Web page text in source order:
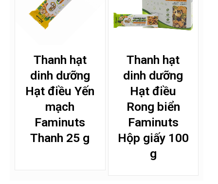
Thanh hạt
dinh dưỡng
Hạt điều Yến
mạch
Faminuts
Thanh 25 g
Thanh hạt
dinh dưỡng
Hạt điều
Rong biển
Faminuts
Hộp giấy 100
g